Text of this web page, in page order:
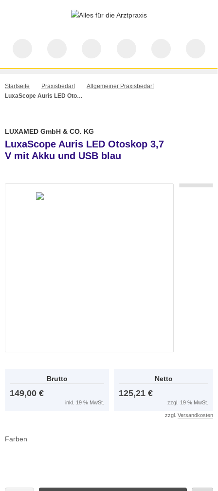
Startseite Praxisbedarf
Allgemeiner Praxisbedarf
LuxaScope Auris LED Otoskop 3,7 V mit Akku und USB blau
LUXAMED GmbH & CO. KG
LuxaScope Auris LED Otoskop 3,7
V mit Akku und USB blau
Brutto
149,00 €
inkl. 19 % MwSt.
Netto
125,21 €
zzgl. 19 % MwSt.
zzgl. Versandkosten
Farben